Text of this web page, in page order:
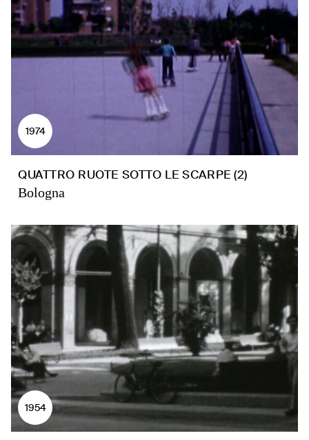
1974
QUATTRO RUOTE SOTTO LE SCARPE (2)
Bologna
1954